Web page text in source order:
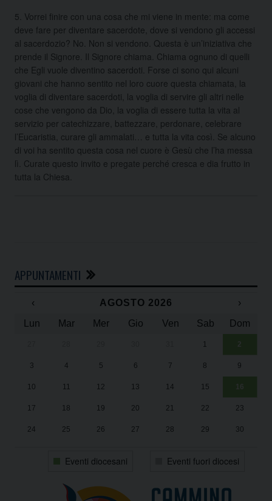
5. Vorrei finire con una cosa che mi viene in mente: ma come
deve fare per diventare sacerdote, dove si vendono gli accessi
al sacerdozio? No. Non si vendono. Questa è un’iniziativa che
prende il Signore. Il Signore chiama. Chiama ognuno di quelli
che Egli vuole diventino sacerdoti. Forse ci sono qui alcuni
giovani che hanno sentito nel loro cuore questa chiamata, la
voglia di diventare sacerdoti, la voglia di servire gli altri nelle
cose che vengono da Dio, la voglia di essere tutta la vita al
servizio per catechizzare, battezzare, perdonare, celebrare
l’Eucaristia, curare gli ammalati… e tutta la vita così. Se alcuno
di voi ha sentito questa cosa nel cuore è Gesù che l’ha messa
lì. Curate questo invito e pregate perché cresca e dia frutto in
tutta la Chiesa.
APPUNTAMENTI
‹ AGOSTO 2026
›
Lun
Mar Mer Gio Ven Sab Dom
1 2
3 4 5 6 7 8 9
10 11 12 13 14 15 16
17 18 19 20 21 22 23
24 25 26 27 28 29 30
Eventi diocesani Eventi fuori diocesi